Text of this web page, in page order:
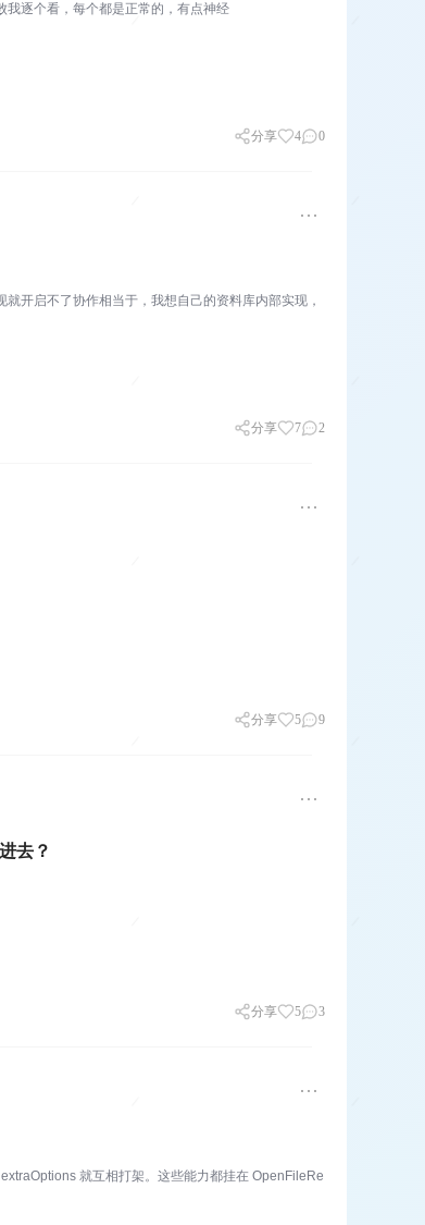
我逐个看，每个都是正常的，有点神经
分享 4 0
开启不了协作相当于，我想自己的资料库内部实现，
分享 7 2
分享 5 9
去？
分享 5 3
就互相打架。这些能力都挂在 OpenFileRe